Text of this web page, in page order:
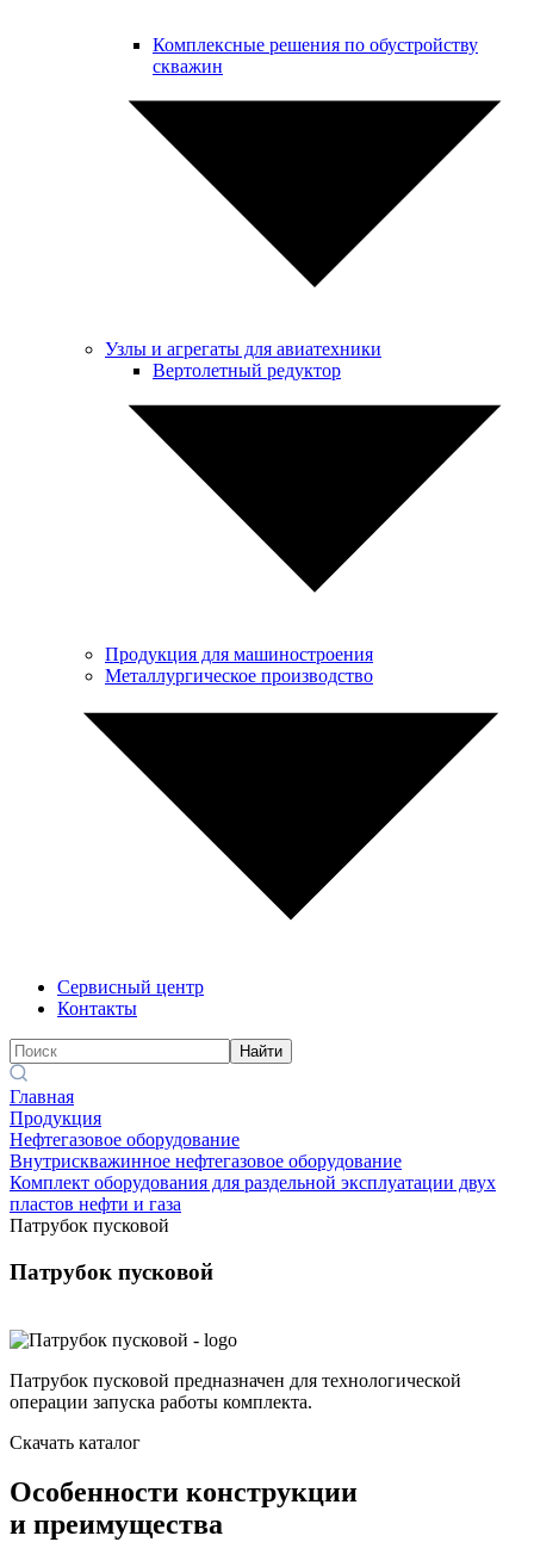
Комплексные решения по обустройству
скважин
Узлы и агрегаты для авиатехники
Вертолетный редуктор
Продукция для машиностроения
Металлургическое производство
Сервисный центр
Контакты
Найти
Главная
Продукция
Нефтегазовое оборудование
Внутрискважинное нефтегазовое оборудование
Комплект оборудования для раздельной эксплуатации двух
пластов нефти и газа
Патрубок пусковой
Патрубок пусковой
Патрубок пусковой предназначен для технологической
операции запуска работы комплекта.
Скачать каталог
Особенности конструкции
и преимущества